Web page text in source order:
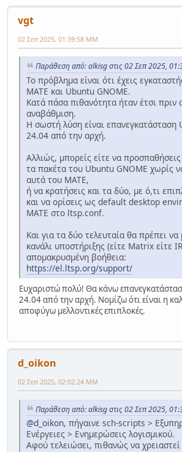
vgt
02 Σεπ 2025, 01:39:58 ΜΜ
Παράθεση από: alkisg στις 02 Σεπ 2025,
Το πρόβλημα είναι ότι έχεις
MATE και Ubuntu GNOME.
Κατά πάσα πιθανότητα ήταν έτσι πριν
αναβάθμιση.
Η σωστή λύση είναι επανεγκατάσταση
24.04 από την αρχή.
Αλλιώς, μπορείς είτε να
τα πακέτα του Ubuntu GNOME χωρίς
αυτά του MATE,
ή να κρατήσεις και τα δύο, με ό,τι
και να ορίσεις ως default desktop
MATE στο ltsp.conf.
Και για τα δύο τελευταία θα πρέπει να
κανάλι υποστήριξης (είτε Matrix είτε
απομακρυσμένη βοήθεια:
https://el.ltsp.org/support/
Ευχαριστώ πολύ! Θα κάνω
24.04 από την αρχή. Νομίζω ότι είναι η
αποφύγω μελλοντικές επιπλοκές.
d_oikon
02 Σεπ 2025, 02:02:24 ΜΜ
Παράθεση από: alkisg στις 02 Σεπ 2025,
@d_oikon, πήγαινε sch-scripts >
Ενέργειες > Ενημερώσεις λογισμικού.
Αφού τελειώσει, πιθανώς να